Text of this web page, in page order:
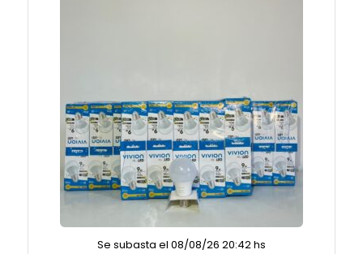
Se subasta el 08/08/26 20:42 hs